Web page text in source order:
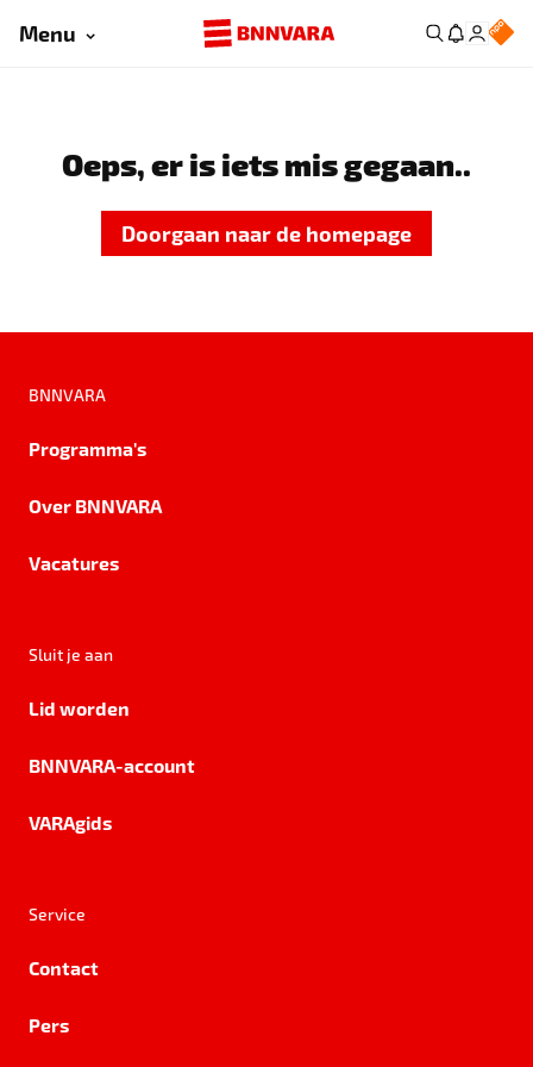
Menu
Oeps, er is iets mis gegaan..
Doorgaan naar de homepage
BNNVARA
Programma's
Over BNNVARA
Vacatures
Sluit je aan
Lid worden
BNNVARA-account
VARAgids
Service
Contact
Pers